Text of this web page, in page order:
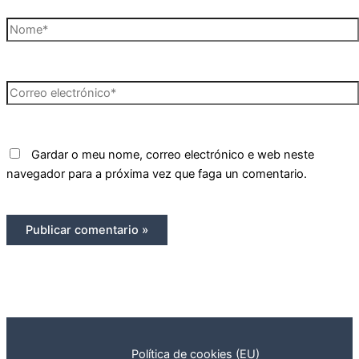
Nome*
Correo
electrónico*
Gardar o meu nome, correo electrónico e web neste
navegador para a próxima vez que faga un comentario.
Política de cookies (EU)